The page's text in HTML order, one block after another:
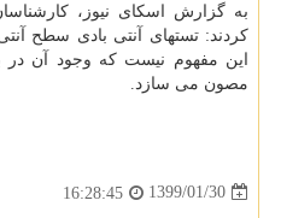
به گزارش اسكای نیوز،
كردند: تستهای آنتی بادی سطح
این مفهوم نیست كه وجود آن
مصون می سازد.
1399/01/30
16:28:45